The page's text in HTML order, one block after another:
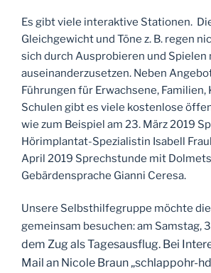
Es gibt viele interaktive Stationen.
Gleichgewicht und Töne z. B. regen
sich durch Ausprobieren und Spielen
auseinanderzusetzen. Neben
Führungen für Erwachsene, Familien,
Schulen gibt es viele kostenlose
wie zum Beispiel am 23. März 2019
Hörimplantat-Spezialistin Isabell
April 2019 Sprechstunde mit
Gebärdensprache Gianni Ceresa.
Unsere Selbsthilfegruppe möchte
gemeinsam besuchen: am Samstag,
dem Zug als Tagesausflug. Bei
Mail an Nicole Braun „schlappohr-